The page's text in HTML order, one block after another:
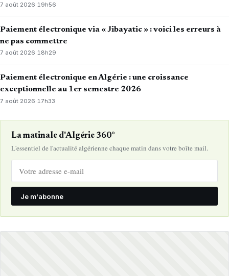
7 août 2026·19h56
Paiement électronique via « Jibayatic » : voici les erreurs à
ne pas commettre
7 août 2026·18h29
Paiement électronique en Algérie : une croissance
exceptionnelle au 1er semestre 2026
7 août 2026· 17h33
La matinale d'Algérie 360°
L'essentiel de l'actualité algérienne chaque matin dans votre boîte mail.
Je m'abonne